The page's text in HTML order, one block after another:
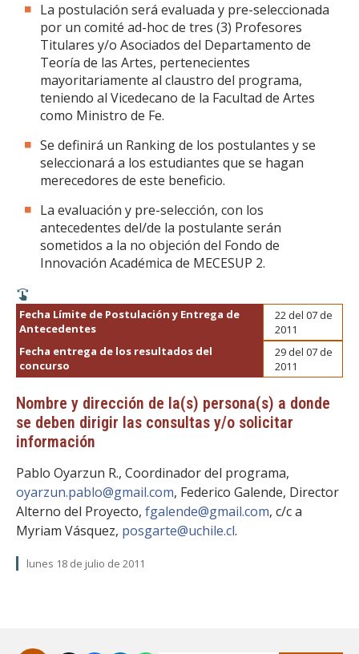
La postulación será evaluada y pre-seleccionada
por un comité ad-hoc de tres (3) Profesores
Titulares y/o Asociados del Departamento de
Teoría de las Artes, pertenecientes
mayoritariamente al claustro del programa,
teniendo al Vicedecano de la Facultad de Artes
como Ministro de Fe.
Se definirá un Ranking de los postulantes y se
seleccionará a los estudiantes que se hagan
merecedores de este beneficio.
La evaluación y pre-selección, con los
antecedentes del/de la postulante serán
sometidos a la no objeción del Fondo de
Innovación Académica de MECESUP 2.
Fecha Límite de Postulación y Entrega de
Antecedentes
22 del 07 de
2011
Fecha entrega de los resultados del
concurso
29 del 07 de
2011
Nombre y dirección de la(s) persona(s) a donde
se deben dirigir las consultas y/o solicitar
información
Pablo Oyarzun R., Coordinador del programa,
oyarzun.pablo@gmail.com, Federico Galende, Director
Alterno del Proyecto, fgalende@gmail.com, c/c a
Myriam Vásquez, posgarte@uchile.cl.
lunes 18 de julio de 2011